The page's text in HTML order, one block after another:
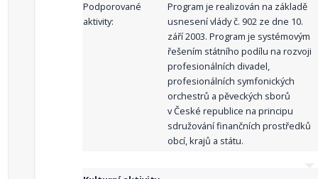
Podporované
aktivity:
Program je realizován na základě
usnesení vlády č. 902 ze dne 10.
září 2003. Program je systémovým
řešením státního podílu na rozvoji
profesionálních divadel,
profesionálních symfonických
orchestrů a pěveckých sborů
v České republice na principu
sdružování finančních prostředků
obcí, krajů a státu.